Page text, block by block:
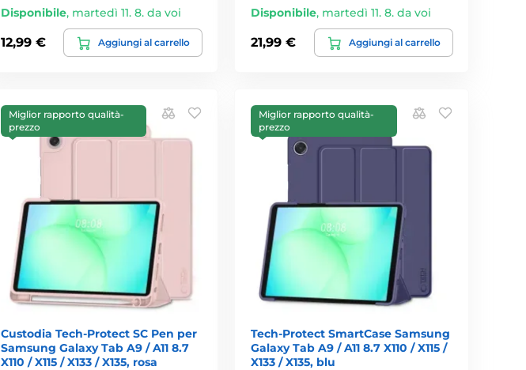
Disponibile, martedì 11. 8. da voi
12,99 € Aggiungi al carrello
Disponibile, martedì 11. 8. da voi
21,99 € Aggiungi al carrello
Miglior rapporto qualità-
prezzo
Custodia Tech-Protect SC Pen per
Samsung Galaxy Tab A9 / A11 8.7
X110 / X115 / X133 / X135, rosa
Miglior rapporto qualità-
prezzo
Tech-Protect SmartCase Samsung
Galaxy Tab A9 / A11 8.7 X110 / X115 /
X133 / X135, blu